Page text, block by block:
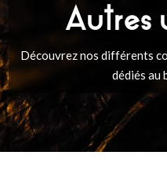
Autres
Découvrez nos différents
dédiés au